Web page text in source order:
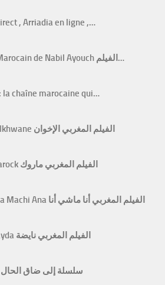
, Arriadia en ligne ,…
Zin Li Fik Le film Marocain de Nabil Ayouch الفيلم…
la chaîne marocaine qui…
Film marocain Al Ikhwane الفيلم المغربي الإخوان
Film Marocain Marock الفيلم المغربي ماروك
Film marocain Ana Machi Ana الفيلم المغربي أنا ماشي أنا
Film marocain Nayda الفيلم المغربي نايضة
Série Ila Da9 Lhal سلسلة إلى ضاق الحال